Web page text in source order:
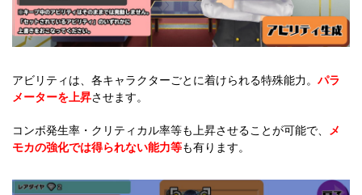
アビリティは、各キャラクターごとに着けられる特殊能力。 パラ
メーターを上昇させます。
コンボ発生率・クリティカル率等も上昇させることが可能で、
メ
モカの強化では得られない能力等も有ります。